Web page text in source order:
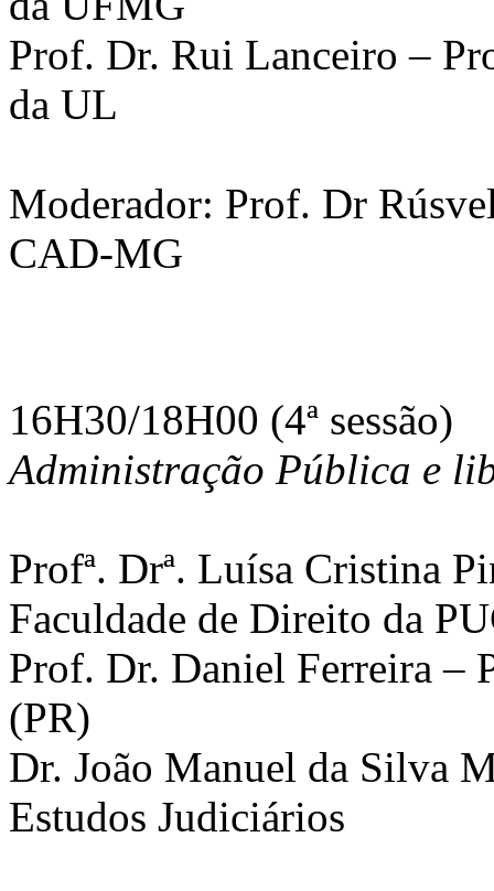
Prof. Dr. Rui Lanceiro –
da UL
Moderador: Prof. Dr
CAD-MG
16H30/18H00 (4ª sessão)
Administração Pública e
Profª. Drª. Luísa Cristina
Faculdade de Direito da
Prof. Dr. Daniel Ferreira –
(PR)
Dr. João Manuel da Silva
Estudos Judiciários